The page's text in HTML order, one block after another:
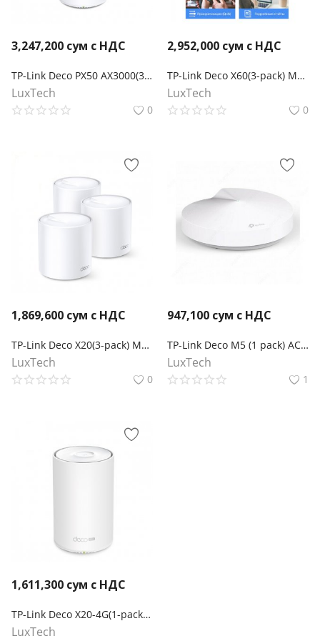
3,247,200 сум с НДС
TP-Link Deco PX50 AX3000(3-pack)
LuxTech
0
2,952,000 сум с НДС
TP-Link Deco X60(3-pack) Mesh-система AX5400
LuxTech
0
1,869,600 сум с НДС
TP-Link Deco X20(3-pack) Mesh-система AX1800
LuxTech
0
947,100 сум с НДС
TP-Link Deco M5 (1 pack) AC1300 Домашняя Mesh Wi-Fi система
LuxTech
1
1,611,300 сум с НДС
TP-Link Deco X20-4G(1-pack) Mesh-модуль AX1800 с поддержкой 4G+
LuxTech